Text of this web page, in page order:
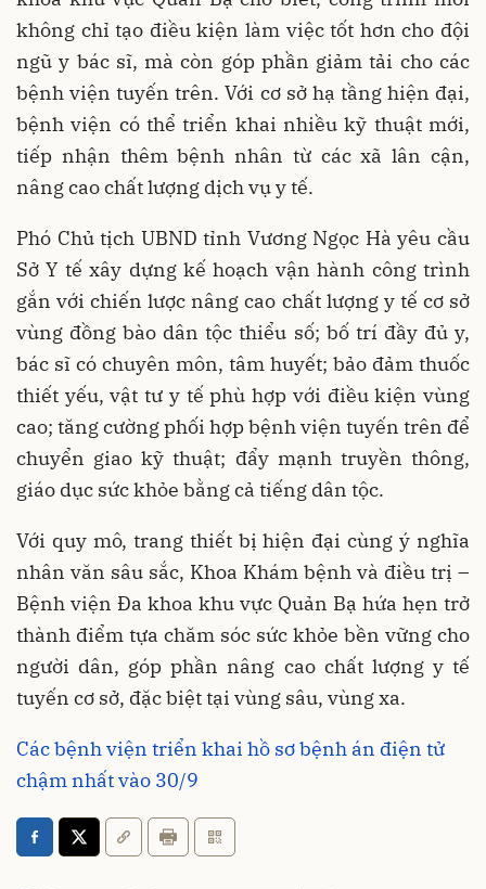
không chỉ tạo điều kiện làm việc tốt hơn cho đội
ngũ y bác sĩ, mà còn góp phần giảm tải cho các
bệnh viện tuyến trên. Với cơ sở hạ tầng hiện đại,
bệnh viện có thể triển khai nhiều kỹ thuật mới,
tiếp nhận thêm bệnh nhân từ các xã lân cận,
nâng cao chất lượng dịch vụ y tế.
Phó Chủ tịch UBND tỉnh Vương Ngọc Hà yêu cầu
Sở Y tế xây dựng kế hoạch vận hành công trình
gắn với chiến lược nâng cao chất lượng y tế cơ sở
vùng đồng bào dân tộc thiểu số; bố trí đầy đủ y,
bác sĩ có chuyên môn, tâm huyết; bảo đảm thuốc
thiết yếu, vật tư y tế phù hợp với điều kiện vùng
cao; tăng cường phối hợp bệnh viện tuyến trên để
chuyển giao kỹ thuật; đẩy mạnh truyền thông,
giáo dục sức khỏe bằng cả tiếng dân tộc.
Với quy mô, trang thiết bị hiện đại cùng ý nghĩa
nhân văn sâu sắc, Khoa Khám bệnh và điều trị –
Bệnh viện Đa khoa khu vực Quản Bạ hứa hẹn trở
thành điểm tựa chăm sóc sức khỏe bền vững cho
người dân, góp phần nâng cao chất lượng y tế
tuyến cơ sở, đặc biệt tại vùng sâu, vùng xa.
Các bệnh viện triển khai hồ sơ bệnh án điện tử
chậm nhất vào 30/9